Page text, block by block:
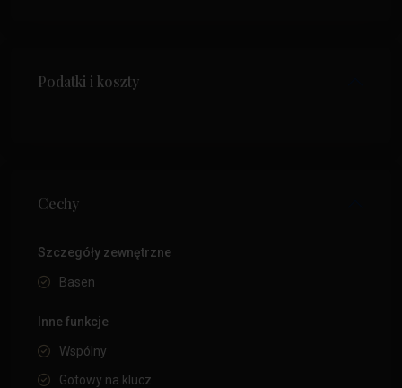
Podatki i koszty
Cechy
Szczegóły zewnętrzne
Basen
Inne funkcje
Wspólny
Gotowy na klucz